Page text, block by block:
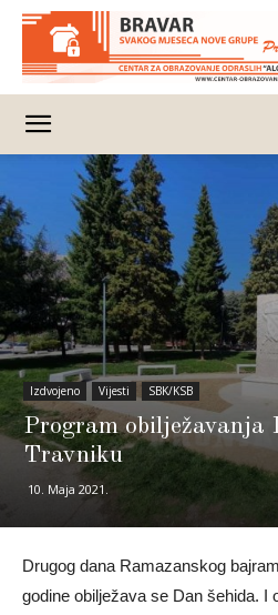
Izdvojeno Vijesti SBK/KSB
Program obilježavanja
Travniku
10. Maja 2021.
Drugog dana Ramazanskog
godine obilježava se Dan šehida. I